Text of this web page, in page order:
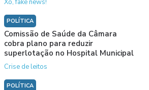
Xô, fake news!
POLÍTICA
Comissão de Saúde da Câmara
cobra plano para reduzir
superlotação no Hospital Municipal
Crise de leitos
POLÍTICA